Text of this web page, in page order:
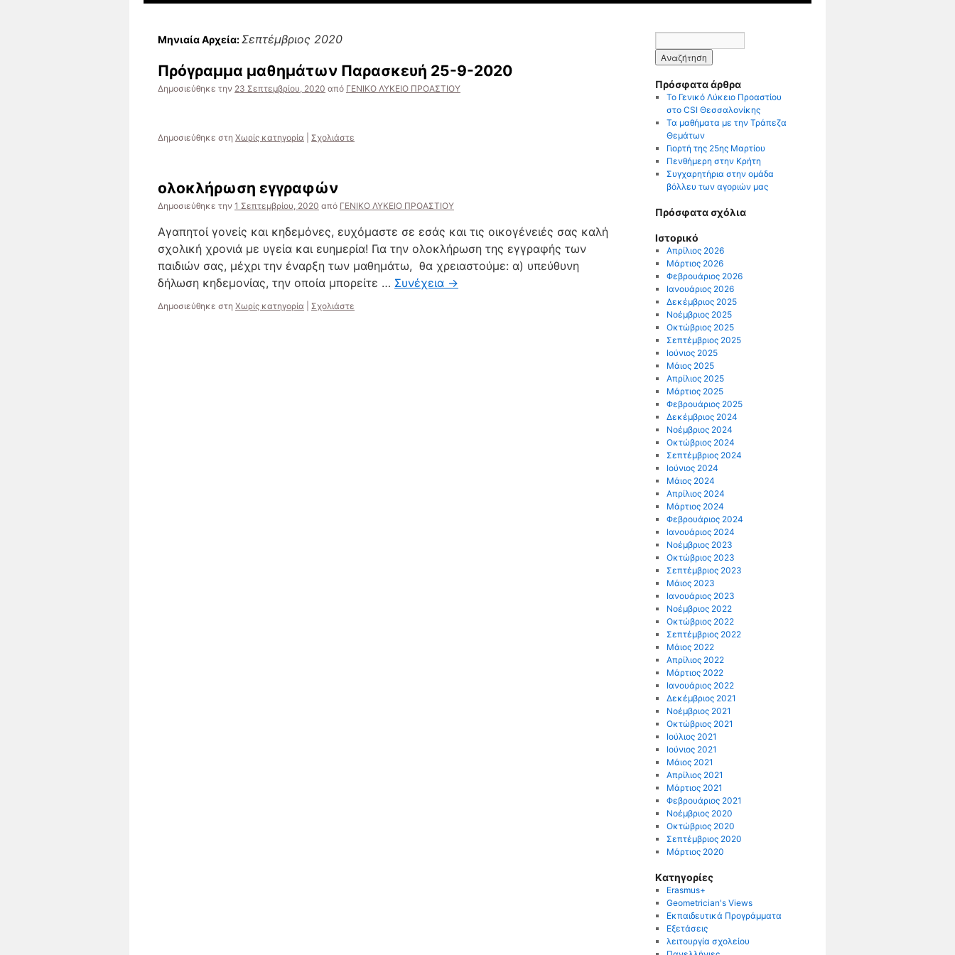
Μηνιαία Αρχεία:Σεπτέμβριος 2020
Πρόγραμμα μαθημάτων Παρασκευή 25-9-2020
Δημοσιεύθηκε την 23 Σεπτεμβρίου, 2020 από ΓΕΝΙΚΟ ΛΥΚΕΙΟ ΠΡΟΑΣΤΙΟΥ
Δημοσιεύθηκε στη Χωρίς κατηγορία Σχολιάστε
ολοκλήρωση εγγραφών
Δημοσιεύθηκε την 1 Σεπτεμβρίου, 2020 από ΓΕΝΙΚΟ ΛΥΚΕΙΟ ΠΡΟΑΣΤΙΟΥ
Αγαπητοί γονείς και κηδεμόνες, ευχόμαστε σε εσάς και τις οικογένειές σας καλή
σχολική χρονιά με υγεία και ευημερία! Για την ολοκλήρωση της εγγραφής των
παιδιών σας, μέχρι την έναρξη των μαθημάτω, θα χρειαστούμε: α) υπεύθυνη
δήλωση κηδεμονίας, την οποία μπορείτε … Συνέχεια →
Δημοσιεύθηκε στη Χωρίς κατηγορία Σχολιάστε
Πρόσφατα άρθρα
Το Γενικό Λύκειο Προαστίου
στο CSI Θεσσαλονίκης
Τα μαθήματα με την Τράπεζα
Θεμάτων
Γιορτή της 25ης Μαρτίου
Πενθήμερη στην Κρήτη
Συγχαρητήρια στην ομάδα
βόλλευ των αγοριών μας
Πρόσφατα σχόλια
Ιστορικό
Απρίλιος 2026
Μάρτιος 2026
Φεβρουάριος 2026
Ιανουάριος 2026
Δεκέμβριος 2025
Νοέμβριος 2025
Οκτώβριος 2025
Σεπτέμβριος 2025
Ιούνιος 2025
Μάιος 2025
Απρίλιος 2025
Μάρτιος 2025
Φεβρουάριος 2025
Δεκέμβριος 2024
Νοέμβριος 2024
Οκτώβριος 2024
Σεπτέμβριος 2024
Ιούνιος 2024
Μάιος 2024
Απρίλιος 2024
Μάρτιος 2024
Φεβρουάριος 2024
Ιανουάριος 2024
Νοέμβριος 2023
Οκτώβριος 2023
Σεπτέμβριος 2023
Μάιος 2023
Ιανουάριος 2023
Νοέμβριος 2022
Οκτώβριος 2022
Σεπτέμβριος 2022
Μάιος 2022
Απρίλιος 2022
Μάρτιος 2022
Ιανουάριος 2022
Δεκέμβριος 2021
Νοέμβριος 2021
Οκτώβριος 2021
Ιούλιος 2021
Ιούνιος 2021
Μάιος 2021
Απρίλιος 2021
Μάρτιος 2021
Φεβρουάριος 2021
Νοέμβριος 2020
Οκτώβριος 2020
Σεπτέμβριος 2020
Μάρτιος 2020
Kατηγορίες
Erasmus+
Geometrician's Views
Εκπαιδευτικά Προγράμματα
Εξετάσεις
λειτουργία σχολείου